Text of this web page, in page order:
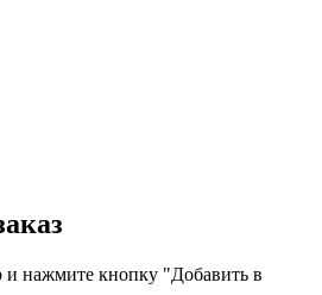
нажмите кнопку "Добавить в